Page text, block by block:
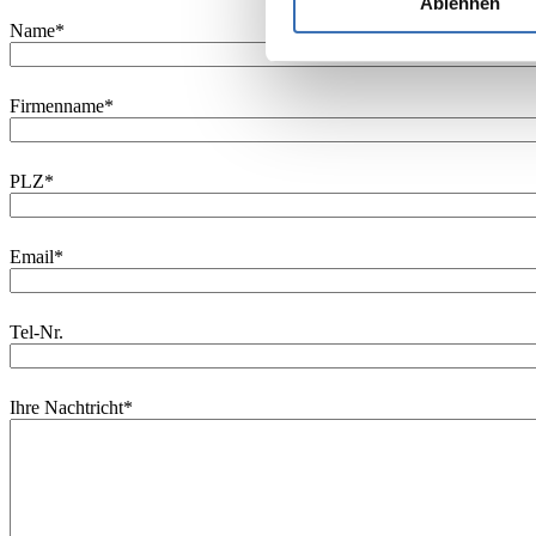
Name*
Firmenname*
PLZ*
Email*
Tel-Nr.
Ihre Nachtricht*